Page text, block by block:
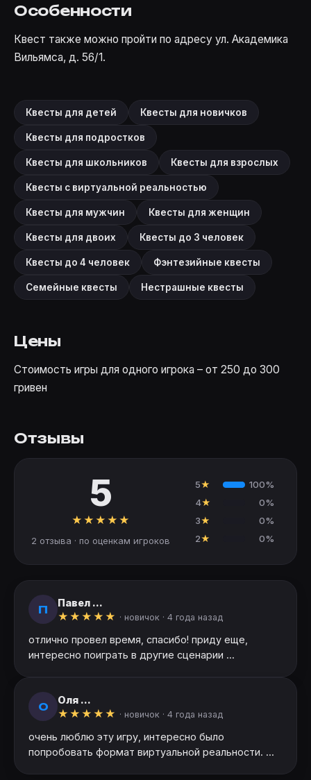
Особенности
Квест также можно пройти по адресу ул. Академика
Вильямса, д. 56/1.
Квесты для детей Квесты для новичков
Квесты для подростков
Квесты для школьников Квесты для взрослых
Квесты с виртуальной реальностью
Квесты для мужчин Квесты для женщин
Квесты для двоих Квесты до 3 человек
Квесты до 4 человек Фэнтезийные квесты
Семейные квесты Нестрашные квесты
Цены
Стоимость игры для одного игрока – от 250 до 300
гривен
Отзывы
5
★ ★ ★ ★ ★
2 отзыва · по оценкам игроков
5★
100%
4★
0%
3★
0%
2★ 0%
П
Павел ...
★ ★ ★ ★ ★ · новичок · 4 года назад
отлично провел время, спасибо! приду еще,
интересно поиграть в другие сценарии ...
О
Оля ...
★ ★ ★ ★ ★ · новичок · 4 года назад
очень люблю эту игру, интересно было
попробовать формат виртуальной реальности. ...